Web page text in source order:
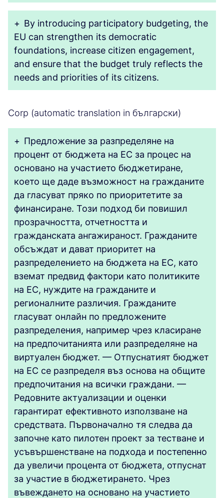
+ By introducing participatory budgeting, the
EU can strengthen its democratic
foundations, increase citizen engagement,
and ensure that the budget truly reflects the
needs and priorities of its citizens.
Corp (automatic translation in български)
+ Предложение за разпределяне на
процент от бюджета на ЕС за процес на
основано на участието бюджетиране,
което ще даде възможност на гражданите
да гласуват пряко по приоритетите за
финансиране. Този подход би повишил
прозрачността, отчетността и
гражданската ангажираност. Гражданите
обсъждат и дават приоритет на
разпределението на бюджета на ЕС, като
вземат предвид фактори като политиките
на ЕС, нуждите на гражданите и
регионалните различия. Гражданите
гласуват онлайн по предложените
разпределения, например чрез класиране
на предпочитанията или разпределяне на
виртуален бюджет. — Отпуснатият бюджет
на ЕС се разпределя въз основа на общите
предпочитания на всички граждани. —
Редовните актуализации и оценки
гарантират ефективното използване на
средствата. Първоначално тя следва да
започне като пилотен проект за тестване и
усъвършенстване на подхода и постепенно
да увеличи процента от бюджета, отпуснат
за участие в бюджетирането. Чрез
въвеждането на основано на участието